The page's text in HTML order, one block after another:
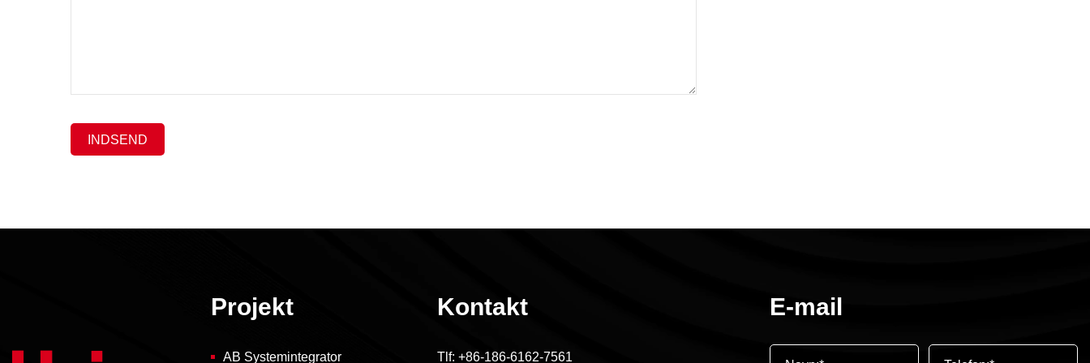
INDSEND
Projekt
AB Systemintegrator
Kontakt
Tlf: +86-186-6162-7561
E-mail